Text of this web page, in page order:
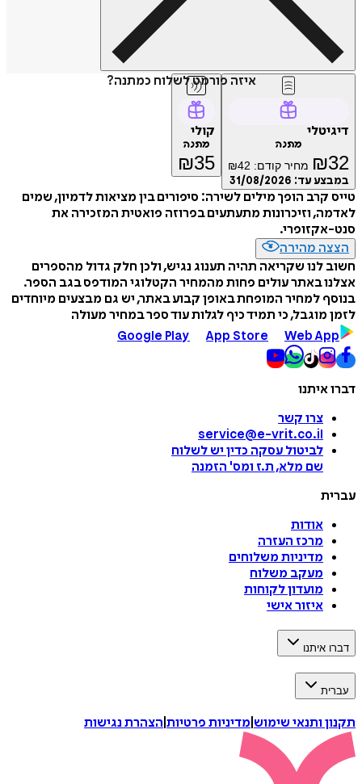
איזה פורמט לשלוח כמתנה?
דיגיטלי
מתנה
₪32 מחיר קודם: ₪42
במבצע עד: 31/08/2026
קולי
מתנה
₪35
טייס קרב הופך מילים לשירה: סיפורים בין מציאות לדמיון, שמים
לאדמה, וזיכרונות מתעתעים בפרוזה פואטית המזכירה את
סנט-אקזופרי.
הצצה מהירה
חשוב לנו שקריאה תהיה תענוג נגיש, ולכן חלק גדול מהספרים
אצלנו באתר עולים פחות מהמחיר הקטלוגי המודפס בגב הספר.
בנוסף למחיר המופחת באופן קבוע באתר, יש גם מבצעים מיוחדים
לזמן מוגבל, כי תמיד כיף לגלות עוד ספר במחיר מעולה
Google Play
App Store Web App
דברו איתנו
צרו קשר
service@e-vrit.co.il
לביטול עסקה כדין יש לשלוח
שם מלא, ת.ז ומס' הזמנה
עברית
אודות
מרכז העזרה
מדיניות משלוחים
מעקב משלוח
מועדון לקוחות
איזור אישי
דברו איתנו
עברית
תקנון ותנאי שימוש מדיניות פרטיות הצהרת נגישות